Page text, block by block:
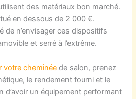
des matériaux bon marché.
en dessous de 2 000 €.
de n’envisager ces dispositifs
et serré à l’extrême.
votre cheminée de salon, prenez
le rendement fourni et le
d’avoir un équipement performant